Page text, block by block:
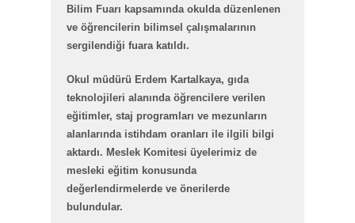
Bilim Fuarı kapsamında okulda düzenlenen
ve öğrencilerin bilimsel çalışmalarının
sergilendiği fuara katıldı.
Okul müdürü Erdem Kartalkaya, gıda
teknolojileri alanında öğrencilere verilen
eğitimler, staj programları ve mezunların
alanlarında istihdam oranları ile ilgili bilgi
aktardı. Meslek Komitesi üyelerimiz de
mesleki eğitim konusunda
değerlendirmelerde ve önerilerde
bulundular.